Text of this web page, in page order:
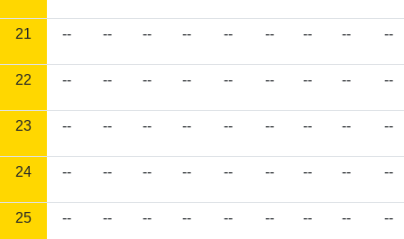
21 -- -- -- -- -- -- -- -- --
22 -- -- -- -- -- -- -- -- --
23 -- -- -- -- -- -- -- -- --
24 -- -- -- -- -- -- -- -- --
25 -- -- -- -- -- -- -- -- --